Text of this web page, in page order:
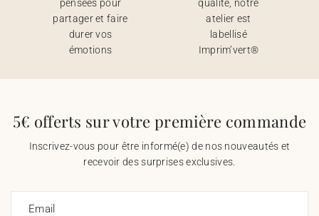
pensées pour
partager et faire
durer vos
émotions
qualité, notre
atelier est
labellisé
Imprim’vert®
5€ offerts sur votre première commande
Inscrivez-vous pour être informé(e) de nos nouveautés et
recevoir des surprises exclusives.
Email